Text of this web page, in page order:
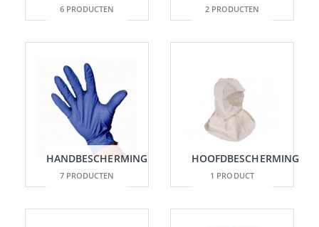
6 PRODUCTEN 2 PRODUCTEN
HANDBESCHERMING
7 PRODUCTEN
HOOFDBESCHERMING
1 PRODUCT